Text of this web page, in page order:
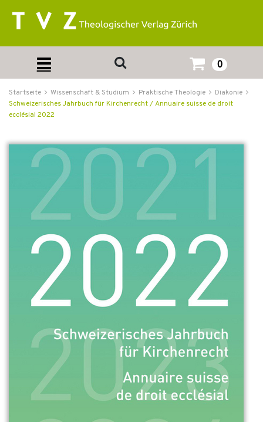
0
Startseite Wissenschaft & Studium Praktische Theologie
Diakonie
Schweizerisches Jahrbuch für Kirchenrecht / Annuaire suisse de droit
ecclésial 2022